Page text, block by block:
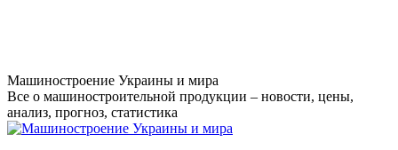
Перейти
к
содержанию
Машиностроение Украины и мира
Все о машиностроительной продукции – новости, цены,
анализ, прогноз, статистика